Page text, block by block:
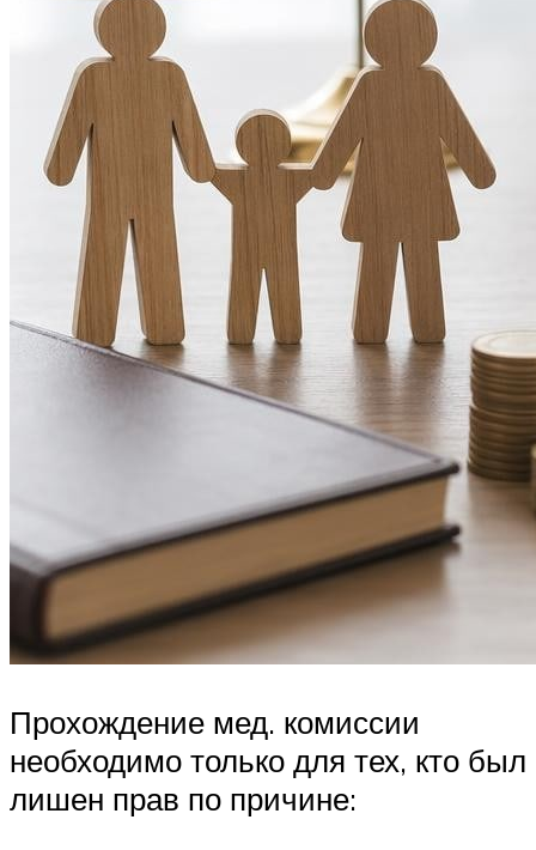
Прохождение мед. комиссии
необходимо только для тех, кто был
лишен прав по причине: